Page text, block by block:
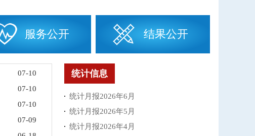
关于发布《中国历史文化名村汕头市澄海区隆都镇前美村保护规划（2021－2035年）》《中国历史文化名村汕头市澄海区莲下镇程洋冈村保护规划（2021－2035年）》的公告
服务公开 结果公开
07-10
07-10
07-10
07-09
统计信息
统计月报2026年6月
统计月报2026年5月
统计月报2026年4月